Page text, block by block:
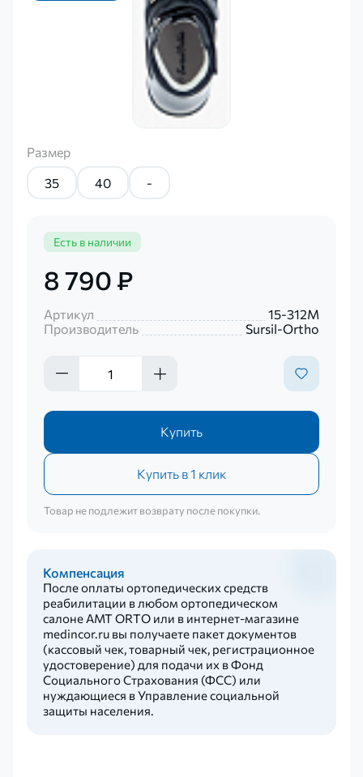
Размер
35
40 -
Компенсация
После оплаты ортопедических средств
реабилитации в любом ортопедическом
салоне AMT ORTO или в интернет-магазине
medincor.ru вы получаете пакет документов
(кассовый чек, товарный чек, регистрационное
удостоверение) для подачи их в Фонд
Социального Страхования (ФСС) или
нуждающиеся в Управление социальной
защиты населения.
Есть в наличии
8 790 ₽
Артикул
15-312M
Производитель
Sursil-Ortho
Купить
Купить в 1 клик
Товар не подлежит возврату после покупки.